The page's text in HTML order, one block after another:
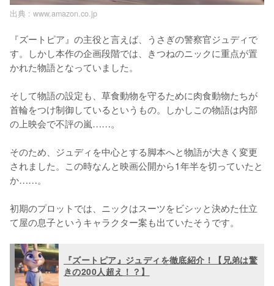
出典 : www.amazon.co.jp
『ズートピア』の主役と言えば、うさぎの警察官ジュディで
す。しかし本作の企画段階では、きつねのニックに重点が置
かれた物語となっていました。
そして物語の設定も、草食動物を守るために肉食動物たちが
首輪をつけ制御しているというもの。しかしこの物語は内部
の上映会で不評の嵐……。
そのため、ジュディを中心とする脚本へと物語が大きく変更
されました。この時なんと映画公開から1年半を切っていたと
か……。
初期のプロットでは、ニックはスーツをビシッと決めた仕立
て屋の息子というキャラクター案も出ていたそうです。
『ズートピア』ジュディを徹底紹介！【兄弟は驚
きの200人超え！？】